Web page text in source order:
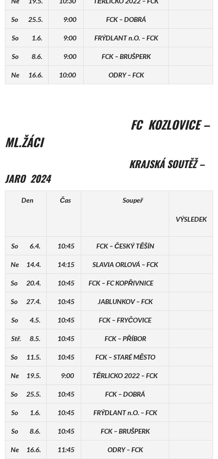
So 25.5. 9:00 FCK – DOBRÁ
So 1.6. 9:00 FRÝDLANT n.O. – FCK
So 8.6. 9:00 FCK – BRUŠPERK
Ne 16.6. 10:00 ODRY – FCK
FC KOZLOVICE –
ML.ŽÁCI
KRAJSKÁ SOUTĚŽ –
JARO 2024
Den Čas Soupeř
VÝSLEDEK
So 6.4. 10:45 FCK – ČESKÝ TĚŠÍN
Ne 14.4. 14:15 SLAVIA ORLOVÁ – FCK
So 20.4. 10:45 FCK – FC KOPŘIVNICE
So 27.4. 10:45 JABLUNKOV – FCK
So 4.5. 10:45 FCK – FRYČOVICE
Stř. 8.5. 10:45 FCK – PŘÍBOR
So 11.5. 10:45 FCK – STARÉ MĚSTO
Ne 19.5. 9:00 TĚRLICKO 2022 – FCK
So 25.5. 10:45 FCK – DOBRÁ
So 1.6. 10:45 FRÝDLANT n.O. – FCK
So 8.6. 10:45 FCK – BRUŠPERK
Ne 16.6. 11:45 ODRY – FCK